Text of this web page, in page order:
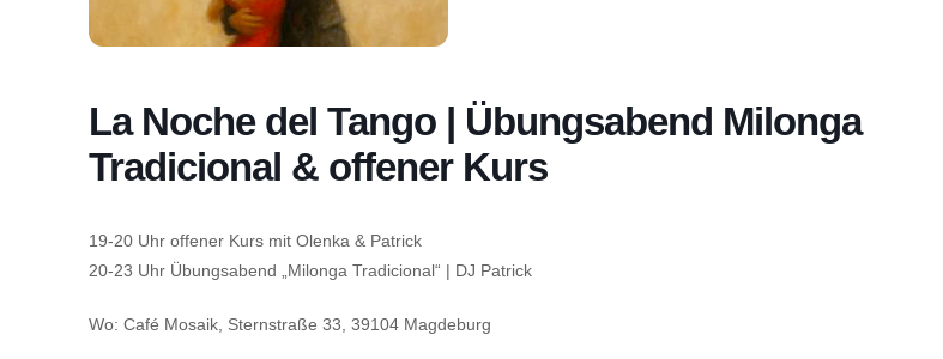
La Noche del Tango | Übungsabend Milonga
Tradicional & offener Kurs
19-20 Uhr offener Kurs mit Olenka & Patrick
20-23 Uhr Übungsabend „Milonga Tradicional“ | DJ Patrick
Wo: Café Mosaik, Sternstraße 33, 39104 Magdeburg